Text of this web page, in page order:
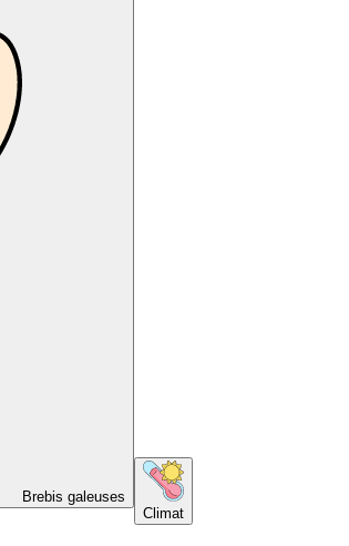
Brebis galeuses
Climat